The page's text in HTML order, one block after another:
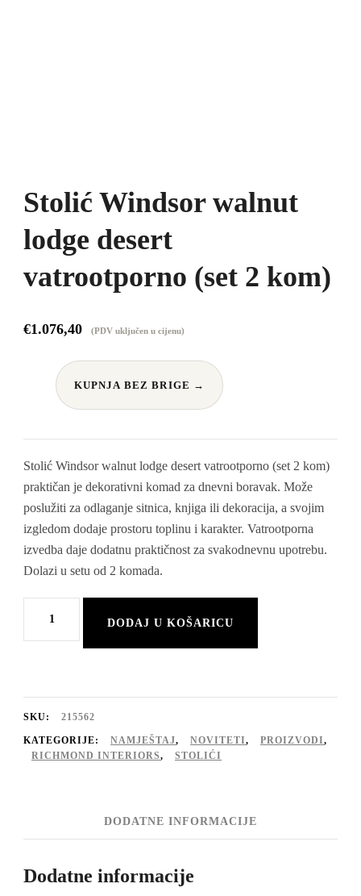
Stolić Windsor walnut
lodge desert
vatrootporno (set 2 kom)
€1.076,40 (PDV uključen u cijenu)
KUPNJA BEZ BRIGE →
Stolić Windsor walnut lodge desert vatrootporno (set 2 kom)
praktičan je dekorativni komad za dnevni boravak. Može
poslužiti za odlaganje sitnica, knjiga ili dekoracija, a svojim
izgledom dodaje prostoru toplinu i karakter. Vatrootporna
izvedba daje dodatnu praktičnost za svakodnevnu upotrebu.
Dolazi u setu od 2 komada.
Windsor
desert
vatrootporno
DODAJ U KOŠARICU
SKU: 215562
KATEGORIJE: NAMJEŠTAJ, NOVITETI, PROIZVODI,
RICHMOND INTERIORS, STOLIĆI
DODATNE INFORMACIJE
Dodatne informacije